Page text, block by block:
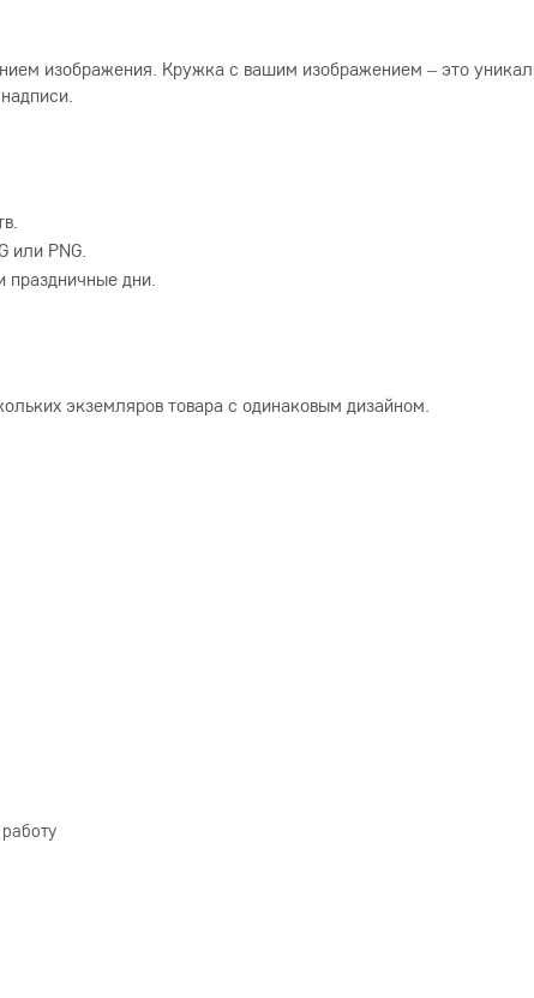
изображения. Кружка с вашим изображением – это
или PNG.
праздничные дни.
экземляров товара с одинаковым дизайном.